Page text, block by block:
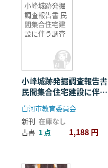
小峰城跡発掘
調査報告書 民
間集合住宅建
設に伴う調査
小峰城跡発掘調査報告書
民間集合住宅建設に伴う
調査
白河市教育委員会
新刊 在庫なし
古書 1 点 1,188 円